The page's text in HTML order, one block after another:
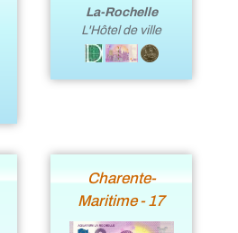
La-Rochelle
L'Hôtel de ville
Charente-
Maritime - 17